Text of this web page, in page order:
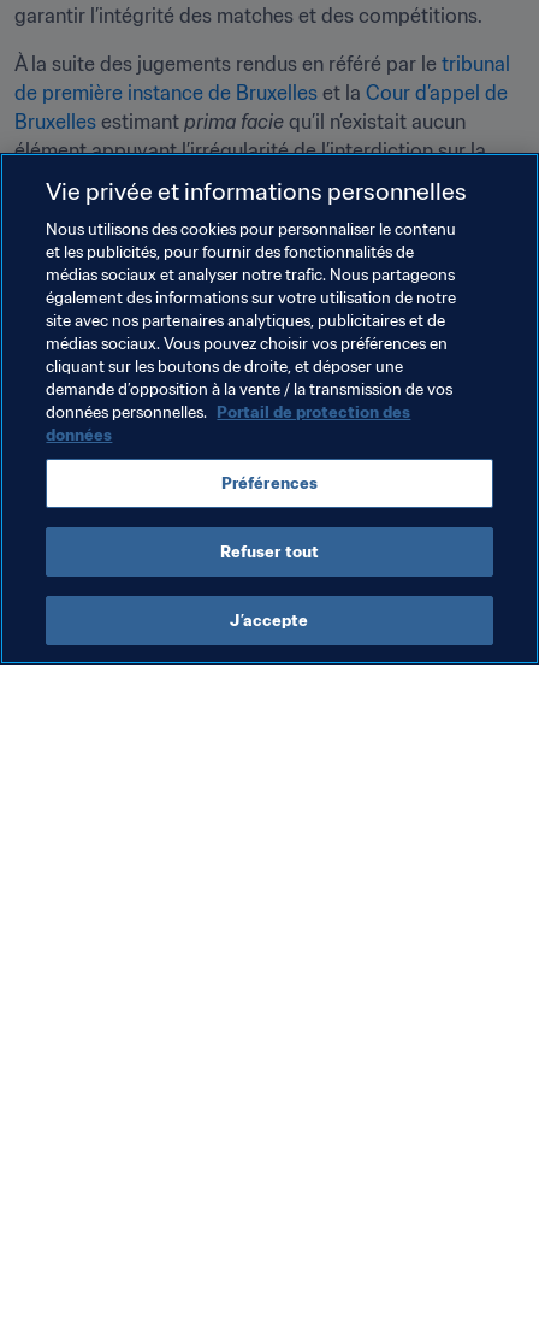
garantir l’intégrité des matches et des compétitions.
À la suite des jugements rendus en référé par le tribunal
de première instance de Bruxelles et la Cour d’appel de
Bruxelles estimant prima facie qu’il n’existait aucun
élément appuyant l’irrégularité de l’interdiction sur la
propriété des droits économiques des joueurs par des
tiers, la décision prise le 9 mars 2017 par le TAS est la
première à reconnaître ladite interdiction comme bien-
fondée au regard du droit de l’UE.
De plus amples informations concernant la propriété des
droits économiques des joueurs par des tiers sont
disponibles dans le document FAQ.
Thèmes en lien
Organisation Belgium UEFA
Vie privée et informations personnelles
Nous utilisons des cookies pour personnaliser le contenu
et les publicités, pour fournir des fonctionnalités de
médias sociaux et analyser notre trafic. Nous partageons
également des informations sur votre utilisation de notre
site avec nos partenaires analytiques, publicitaires et de
médias sociaux. Vous pouvez choisir vos préférences en
cliquant sur les boutons de droite, et déposer une
demande d’opposition à la vente / la transmission de vos
données personnelles. Portail de protection des
données
Préférences
Refuser tout
J’accepte